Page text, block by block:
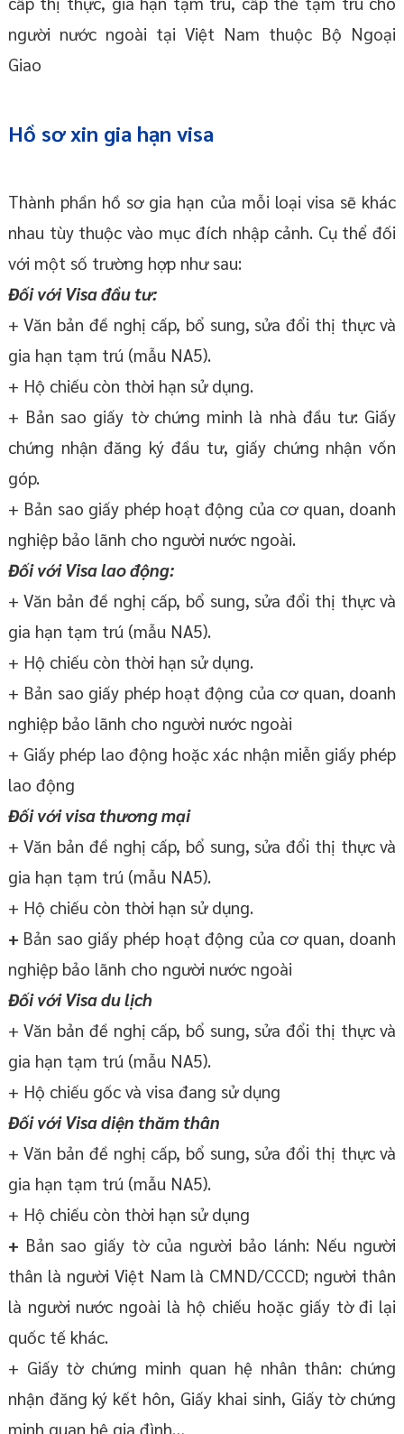
người nước ngoài tại Việt Nam thuộc Bộ Ngoại
Giao
Hồ sơ xin gia hạn visa
Thành phần hồ sơ gia hạn của mỗi loại visa sẽ khác
nhau tùy thuộc vào mục đích nhập cảnh. Cụ thể đối
với một số trường hợp như sau:
Đối với Visa đầu tư:
+ Văn bản đề nghị cấp, bổ sung, sửa đổi thị thực và
gia hạn tạm trú (mẫu NA5).
+ Hộ chiếu còn thời hạn sử dụng.
+ Bản sao giấy tờ chứng minh là nhà đầu tư: Giấy
chứng nhận đăng ký đầu tư, giấy chứng nhận vốn
góp.
+ Bản sao giấy phép hoạt động của cơ quan, doanh
nghiệp bảo lãnh cho người nước ngoài.
Đối với Visa lao động:
+ Văn bản đề nghị cấp, bổ sung, sửa đổi thị thực và
gia hạn tạm trú (mẫu NA5).
+ Hộ chiếu còn thời hạn sử dụng.
+ Bản sao giấy phép hoạt động của cơ quan, doanh
nghiệp bảo lãnh cho người nước ngoài
+ Giấy phép lao động hoặc xác nhận miễn giấy phép
lao động
Đối với visa thương mại
+ Văn bản đề nghị cấp, bổ sung, sửa đổi thị thực và
gia hạn tạm trú (mẫu NA5).
+ Hộ chiếu còn thời hạn sử dụng.
+ Bản sao giấy phép hoạt động của cơ quan, doanh
nghiệp bảo lãnh cho người nước ngoài
Đối với Visa du lịch
+ Văn bản đề nghị cấp, bổ sung, sửa đổi thị thực và
gia hạn tạm trú (mẫu NA5).
+ Hộ chiếu gốc và visa đang sử dụng
Đối với Visa diện thăm thân
+ Văn bản đề nghị cấp, bổ sung, sửa đổi thị thực và
gia hạn tạm trú (mẫu NA5).
+ Hộ chiếu còn thời hạn sử dụng
+ Bản sao giấy tờ của người bảo lánh: Nếu người
thân là người Việt Nam là CMND/CCCD; người thân
là người nước ngoài là hộ chiếu hoặc giấy tờ đi lại
quốc tế khác.
+ Giấy tờ chứng minh quan hệ nhân thân: chứng
nhận đăng ký kết hôn, Giấy khai sinh, Giấy tờ chứng
minh quan hệ gia đình…